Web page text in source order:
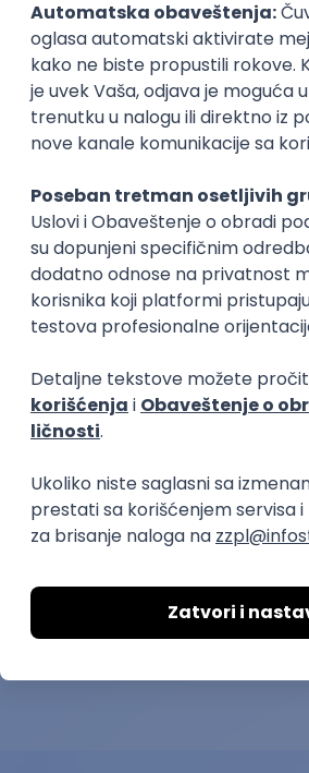
IT
Poslovi posle studija
prakse
KICKSTART - CRM Systems
Yettel d.o.o.
15.08.2026. Beograd | Hibrid